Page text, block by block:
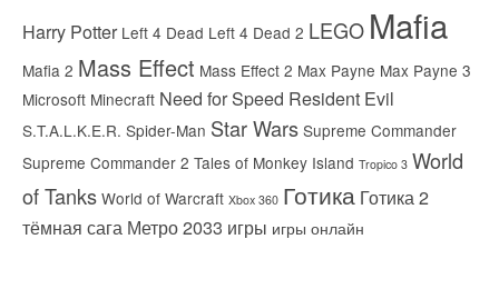
Harry Potter Left 4 Dead Left 4 Dead 2 LEGO Mafia
Mafia 2 Mass Effect Mass Effect 2 Max Payne Max Payne 3
Microsoft Minecraft Need for Speed Resident Evil
S.T.A.L.K.E.R. Spider-Man Star Wars Supreme Commander
Supreme Commander 2 Tales of Monkey Island Tropico 3 World
of Tanks World of Warcraft Xbox 360 Готика Готика 2
тёмная сага Метро 2033 игры игры онлайн